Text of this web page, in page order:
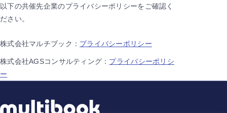
以下の共催先企業のプライバシーポリシーをご確認く
ださい。
株式会社マルチブック： プライバシーポリシー
株式会社AGSコンサルティング： プライバシーポリシ
ー